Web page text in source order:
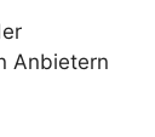
Anbietern